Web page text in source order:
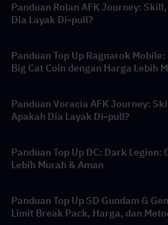
Panduan Rolan AFK Journey:
Dia Layak Di-pull?
Panduan Top Up Ragnarok
Big Cat Coin dengan Harga Lebih
Panduan Voracia AFK Journey:
Apakah Dia Layak Di-pull?
Panduan Top Up DC: Dark Legion:
Lebih Murah & Aman
Panduan Top Up SD Gundam G
Limit Break Pack, Harga, dan